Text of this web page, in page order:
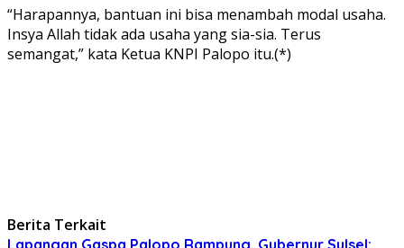
“Harapannya, bantuan ini bisa menambah modal usaha.
Insya Allah tidak ada usaha yang sia-sia. Terus
semangat,” kata Ketua KNPI Palopo itu.(*)
Berita Terkait
Lapangan Gaspa Palopo Rampung, Gubernur Sulsel: